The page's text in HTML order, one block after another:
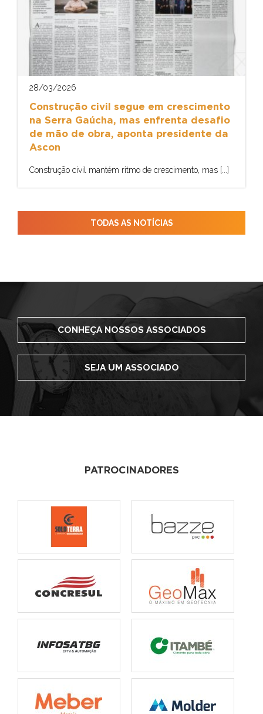
28/03/2026
Construção civil segue em crescimento
na Serra Gaúcha, mas enfrenta desafio
de mão de obra, aponta presidente da
Ascon
Construção civil mantém ritmo de crescimento, mas [...]
TODAS AS NOTÍCIAS
CONHEÇA NOSSOS ASSOCIADOS
SEJA UM ASSOCIADO
PATROCINADORES